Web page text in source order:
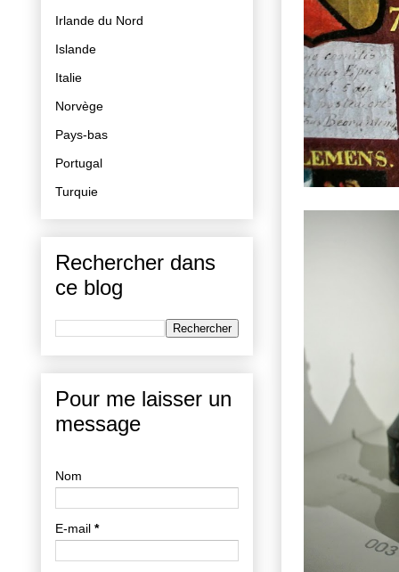
Irlande du Nord
Islande
Italie
Norvège
Pays-bas
Portugal
Turquie
Rechercher dans
ce blog
Pour me laisser un
message
Nom
E-mail *